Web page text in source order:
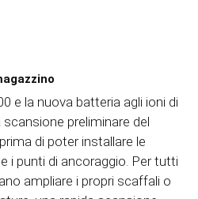
e la nuova batteria agli ioni di
preliminare del
di poter installare le
i punti di ancoraggio. Per tutti
ampliare i propri scaffali o